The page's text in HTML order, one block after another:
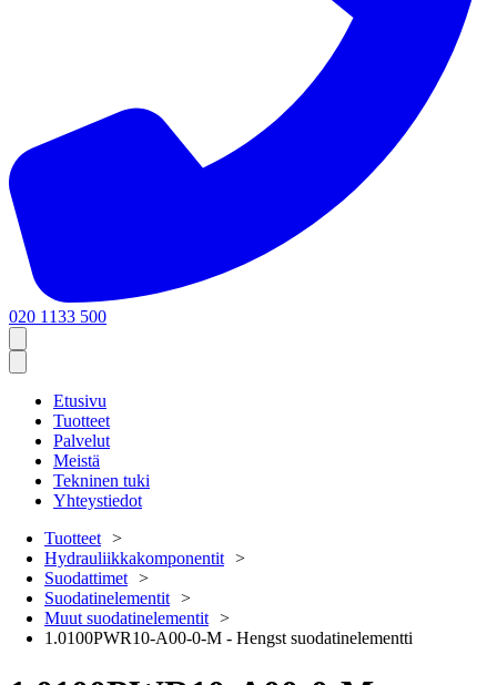
020 1133 500
Etusivu
Tuotteet
Palvelut
Meistä
Tekninen tuki
Yhteystiedot
Tuotteet
Hydrauliikkakomponentit
Suodattimet
Suodatinelementit
Muut suodatinelementit
1.0100PWR10-A00-0-M - Hengst suodatinelementti